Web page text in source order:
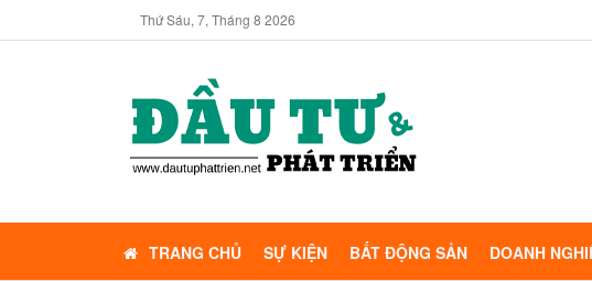
Thứ Sáu, 7, Tháng 8 2026
TRANG CHỦ SỰ KIỆN BẤT ĐỘNG SẢN DOANH